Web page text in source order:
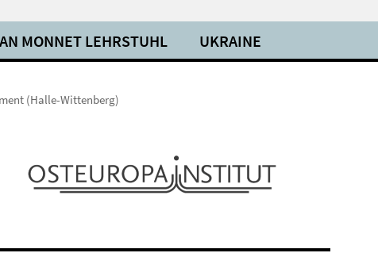
MONNET LEHRSTUHL UKRAINE
(Halle-Wittenberg)